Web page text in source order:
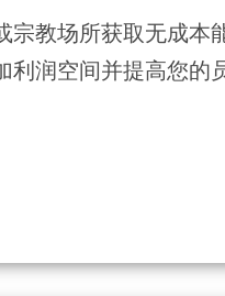
宗教场所获取无成本
利润空间并提高您的